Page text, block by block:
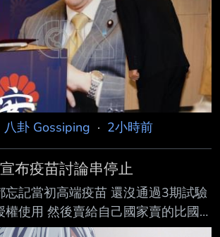
曾有過的遭遇「對 長崎市政府屈從中
化台灣國格，辱損台灣尊嚴的作法表
譴責。」 李逸洋日前參加廣島原爆
八卦 Gossiping · 2小時前
布疫苗討論串停止
忘記當初高端疫苗 還沒通過3期試驗
權使用 然後賣給自己國家賣的比國
股內線交易一堆鳥事 這些錢都不知